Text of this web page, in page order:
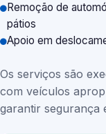
Remoção de
pátios
Apoio em
Os serviços são
com veículos
garantir segurança